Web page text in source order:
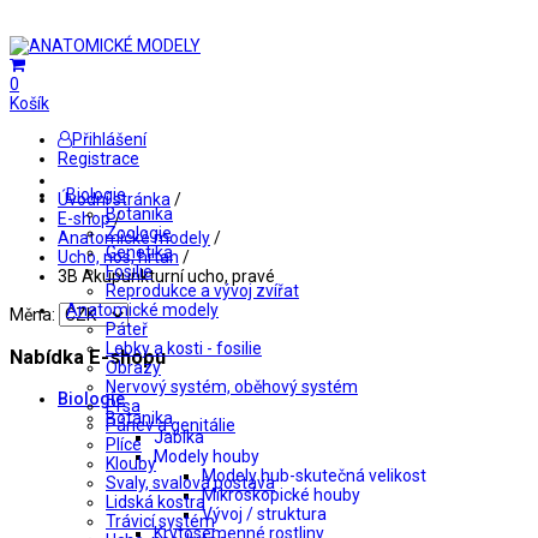
0
Košík
Přihlášení
Registrace
Biologie
Botanika
Zoologie
Genetika
Fosilie
Reprodukce a vývoj zvířat
Anatomické modely
Páteř
Lebky a kosti - fosilie
Obrazy
Nervový systém, oběhový systém
Prsa
Pánev a genitálie
Plíce
Klouby
Svaly, svalová postava
Lidská kostra
Trávicí systém
Úvodní stránka /
E-shop/
Anatomické modely/
Ucho, nos, hrtan /
3B Akupunkturní ucho, pravé
Měna:
Nabídka E-shopu
Biologie
Botanika
Jablka
Modely houby
Modely hub-skutečná velikost
Mikroskopické houby
Vývoj / struktura
Krytosemenné rostliny